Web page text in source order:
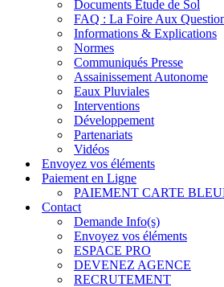
Documents Étude de Sol
FAQ : La Foire Aux
Informations & Explications
Normes
Communiqués Presse
Assainissement Autonome
Eaux Pluviales
Interventions
Développement
Partenariats
Vidéos
Envoyez vos éléments
Paiement en Ligne
PAIEMENT CARTE
Contact
Demande Info(s)
Envoyez vos éléments
ESPACE PRO
DEVENEZ AGENCE
RECRUTEMENT